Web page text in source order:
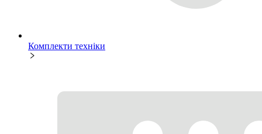
Комплекти техніки